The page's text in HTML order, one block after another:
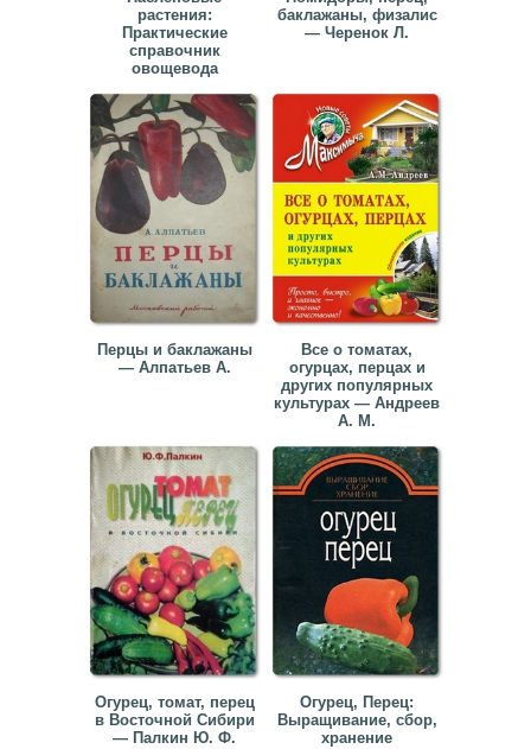
растения:
Практические
справочник
овощевода
баклажаны, физалис
— Черенок Л.
Перцы и баклажаны
— Алпатьев А.
Все о томатах,
огурцах, перцах и
других популярных
культурах — Андреев
А. М.
Огурец, томат, перец
в Восточной Сибири
— Палкин Ю. Ф.
Огурец, Перец:
Выращивание, сбор,
хранение